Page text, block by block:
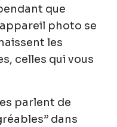
que
photo se
les
celles qui vous
parlent de
dans